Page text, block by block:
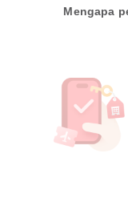
Mengapa